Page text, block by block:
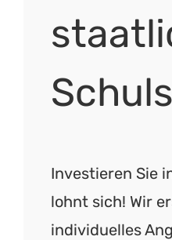
Investieren Sie
lohnt sich! Wir
individuelles